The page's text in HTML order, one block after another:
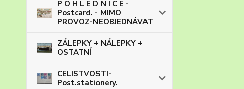
P O H L E D N I C E -
Postcard. - MIMO
PROVOZ-NEOBJEDNÁVAT
ZÁLEPKY + NÁLEPKY +
OSTATNÍ
CELISTVOSTI-
Post.stationery.